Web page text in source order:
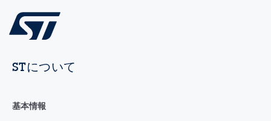
STについて
基本情報